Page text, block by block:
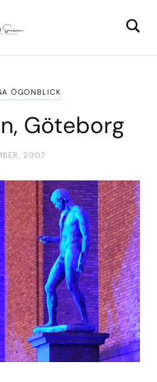
ÖGONBLICK
Göteborg
2007